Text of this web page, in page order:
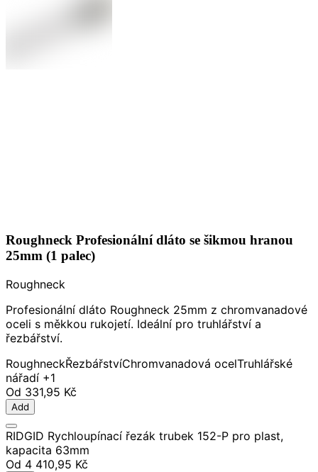
Roughneck Profesionální dláto se šikmou hranou
25mm (1 palec)
Roughneck
Profesionální dláto Roughneck 25mm z chromvanadové
oceli s měkkou rukojetí. Ideální pro truhlářství a
řezbářství.
RoughneckŘezbářstvíChromvanadová ocelTruhlářské
nářadí +1
Od 331,95 Kč
Add
RIDGID Rychloupínací řezák trubek 152-P pro plast,
kapacita 63mm
Od 4 410,95 Kč